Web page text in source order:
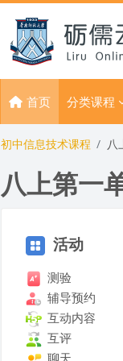
首页 分类课程
初中信息技术课程 八
八上第一
版块活动
测验
辅导预约
互动内容
互评
聊天